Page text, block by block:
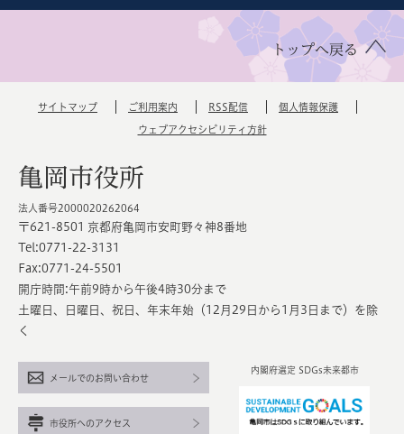
トップへ戻る
サイトマップ ご利用案内 RSS配信 個人情報保護
ウェブアクセシビリティ方針
亀岡市役所
法人番号2000020262064
〒621-8501 京都府亀岡市安町野々神8番地
Tel:0771-22-3131
Fax:0771-24-5501
開庁時間:午前9時から午後4時30分まで
土曜日、日曜日、祝日、年末年始（12月29日から1月3日まで）を除
く
内閣府選定 SDGs未来都市
メールでのお問い合わせ
市役所へのアクセス